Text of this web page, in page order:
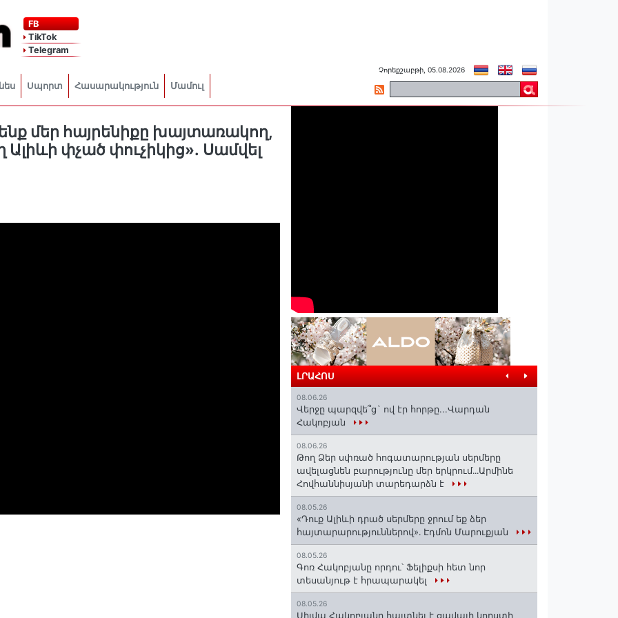
FB
TikTok
Telegram
Սպորտ Հասարակություն Մամուլ
Չորեքշաբթի, 05.08.2026
մեր հայրենիքը խայտառակող,
փչած փուչիկից»․ Սամվել
ԼՐԱՀՈՍ
08.06.26
Վերջը պարզվե՞ց` ով էր հորթը...Վարդան
Հակոբյան
08.06.26
Թող Ձեր սփռած հոգատարության սերմերը
ավելացնեն բարությունը մեր երկրում․․․Արմինե
Հովհաննիսյանի տարեդարձն է
08.05.26
«Դուք Ալիևի դրած սերմերը ջրում եք ձեր
հայտարարություններով»․ Էդմոն Մարուքյան
08.05.26
Գոռ Հակոբյանը որդու՝ Ֆելիքսի հետ նոր
տեսանյութ է հրապարակել
08.05.26
Սիլվա Հակոբյանը հայտնել է ցավալի կորստի